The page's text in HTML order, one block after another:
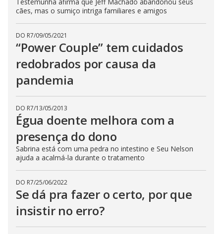
cães, mas o sumiço intriga familiares e amigos
DO R7/09/05/2021
“Power Couple” tem cuidados
redobrados por causa da
pandemia
DO R7/13/05/2013
Égua doente melhora com a
presença do dono
Sabrina está com uma pedra no intestino e Seu Nelson
ajuda a acalmá-la durante o tratamento
DO R7/25/06/2022
Se dá pra fazer o certo, por que
insistir no erro?